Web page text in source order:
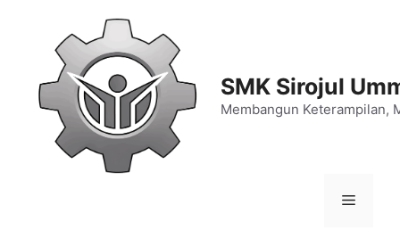
SMK Sirojul
Membangun Keterampilan,
Menu